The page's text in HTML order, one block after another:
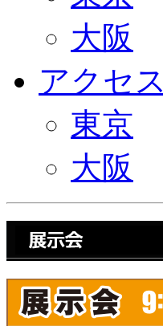
大阪
アクセス
東京
大阪